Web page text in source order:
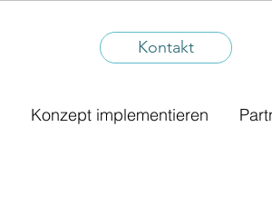
Kontakt
Konzept implementieren